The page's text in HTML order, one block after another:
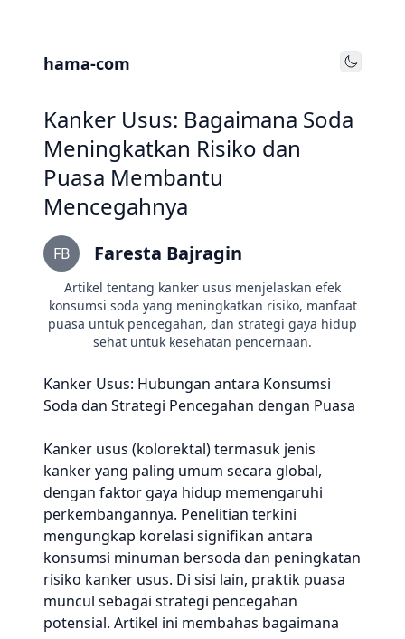
hama-com Toggle
Kanker Usus: Bagaimana Soda
Meningkatkan Risiko dan
Puasa Membantu
Mencegahnya
FB Faresta Bajragin
Artikel tentang kanker usus menjelaskan efek
konsumsi soda yang meningkatkan risiko, manfaat
puasa untuk pencegahan, dan strategi gaya hidup
sehat untuk kesehatan pencernaan.
Kanker Usus: Hubungan antara Konsumsi
Soda dan Strategi Pencegahan dengan Puasa
Kanker usus (kolorektal) termasuk jenis
kanker yang paling umum secara global,
dengan faktor gaya hidup memengaruhi
perkembangannya. Penelitian terkini
mengungkap korelasi signifikan antara
konsumsi minuman bersoda dan peningkatan
risiko kanker usus. Di sisi lain, praktik puasa
muncul sebagai strategi pencegahan
potensial. Artikel ini membahas bagaimana